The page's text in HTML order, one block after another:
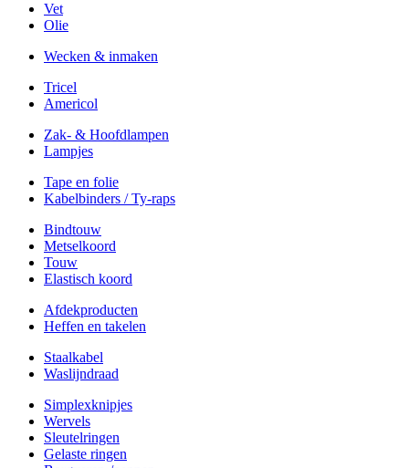
Vet
Olie
Wecken & inmaken
Tricel
Americol
Zak- & Hoofdlampen
Lampjes
Tape en folie
Kabelbinders / Ty-raps
Bindtouw
Metselkoord
Touw
Elastisch koord
Afdekproducten
Heffen en takelen
Staalkabel
Waslijndraad
Simplexknipjes
Wervels
Sleutelringen
Gelaste ringen